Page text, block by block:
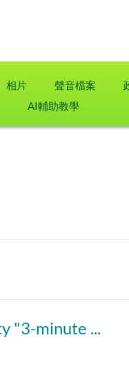
相片 聲音檔案
AI輔助教學
Citizenship, Economics and Society "3-minute Concept" Animated Video Clips Series: (8) Self-concept (English subtitles available)